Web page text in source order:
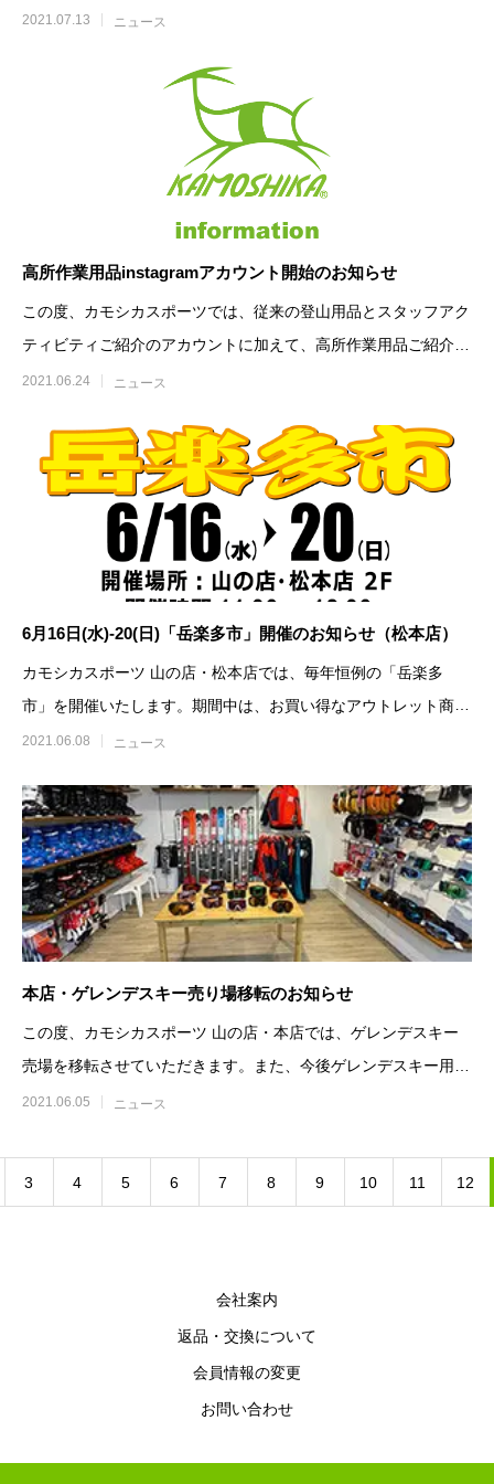
得に確実にお
2021.07.13 ニュース
高所作業用品instagramアカウント開始のお知らせ
この度、カモシカスポーツでは、従来の登山用品とスタッフアク
ティビティご紹介のアカウントに加えて、高所作業用品ご紹介専
用のインスタグラムア
2021.06.24 ニュース
6月16日(水)-20(日)「岳楽多市」開催のお知らせ（松本店）
カモシカスポーツ 山の店・松本店では、毎年恒例の「岳楽多
市」を開催いたします。期間中は、お買い得なアウトレット商品
を多数取り揃えております。
2021.06.08 ニュース
本店・ゲレンデスキー売り場移転のお知らせ
この度、カモシカスポーツ 山の店・本店では、ゲレンデスキー
売場を移転させていただきます。また、今後ゲレンデスキー用の
板・ブーツ・ウエアの販売
2021.06.05 ニュース
3 4 5 6 7 8 9 10 11 12
会社案内
返品・交換について
会員情報の変更
お問い合わせ